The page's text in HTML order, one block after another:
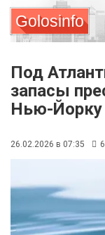
Golosinfo
Под
запасы
Нью-Йорку
26.02.2026 в 07:35